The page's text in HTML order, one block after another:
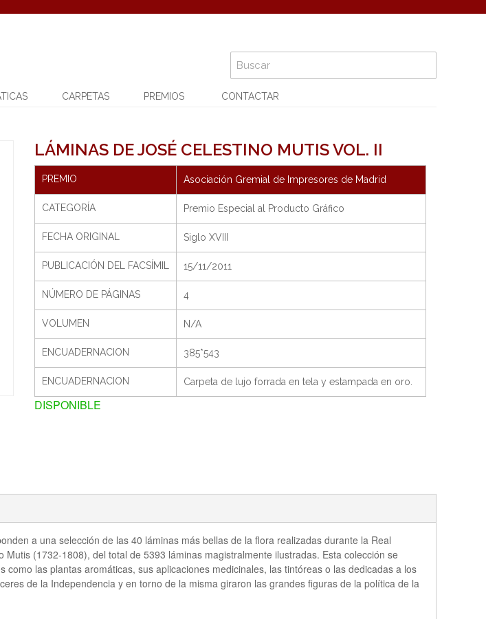
CARPETAS PREMIOS CONTACTAR
LÁMINAS DE JOSÉ CELESTINO MUTIS VOL. II
PREMIO Asociación Gremial de Impresores de Madrid
CATEGORÍA Premio Especial al Producto Gráfico
FECHA ORIGINAL Siglo XVIII
PUBLICACIÓN DEL FACSÍMIL 15/11/2011
NÚMERO DE PÁGINAS 4
VOLUMEN N/A
ENCUADERNACION 385*543
ENCUADERNACION Carpeta de lujo forrada en tela y estampada en oro.
DISPONIBLE
a una selección de las 40 láminas más bellas de la flora realizadas durante la Real
(1732-1808), del total de 5393 láminas magistralmente ilustradas. Esta colección se
las plantas aromáticas, sus aplicaciones medicinales, las tintóreas o las dedicadas a los
de la Independencia y en torno de la misma giraron las grandes figuras de la política de la